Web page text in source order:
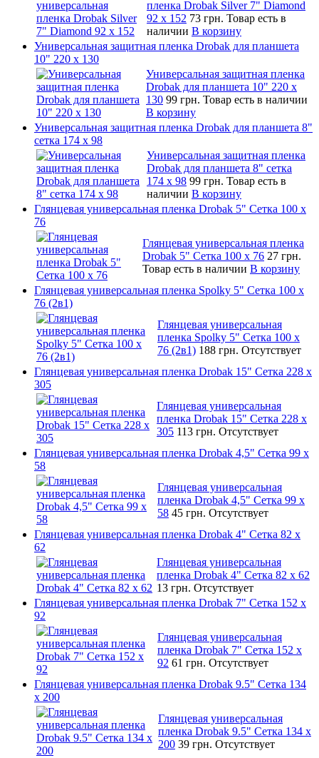
пленка Drobak Silver 7" Diamond
92 х 152 73 грн. Товар есть в
наличии В корзину
Универсальная защитная пленка Drobak для планшета
10" 220 x 130
Универсальная защитная пленка
Drobak для планшета 10" 220 x
130 99 грн. Товар есть в наличии
В корзину
Универсальная защитная пленка Drobak для планшета 8"
сетка 174 x 98
Универсальная защитная пленка
Drobak для планшета 8" сетка
174 x 98 99 грн. Товар есть в
наличии В корзину
Глянцевая универсальная пленка Drobak 5" Сетка 100 x
76
Глянцевая универсальная пленка
Drobak 5" Сетка 100 x 76 27 грн.
Товар есть в наличии В корзину
Глянцевая универсальная пленка Spolky 5" Сетка 100 x
76 (2в1)
Глянцевая универсальная
пленка Spolky 5" Сетка 100 x
76 (2в1) 188 грн. Отсутствует
Глянцевая универсальная пленка Drobak 15" Сетка 228 x
305
Глянцевая универсальная
пленка Drobak 15" Сетка 228 x
305 113 грн. Отсутствует
Глянцевая универсальная пленка Drobak 4,5" Сетка 99 x
58
Глянцевая универсальная
пленка Drobak 4,5" Сетка 99 x
58 45 грн. Отсутствует
Глянцевая универсальная пленка Drobak 4" Сетка 82 x
62
Глянцевая универсальная
пленка Drobak 4" Сетка 82 x 62
13 грн. Отсутствует
Глянцевая универсальная пленка Drobak 7" Сетка 152 x
92
Глянцевая универсальная
пленка Drobak 7" Сетка 152 x
92 61 грн. Отсутствует
Глянцевая универсальная пленка Drobak 9.5" Сетка 134
x 200
Глянцевая универсальная
пленка Drobak 9.5" Сетка 134 x
200 39 грн. Отсутствует